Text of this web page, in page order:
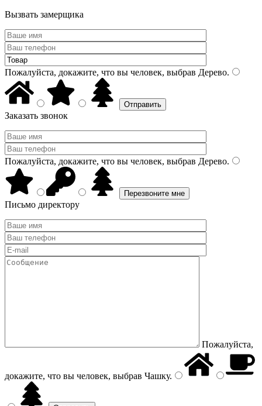
Вызвать замерщика
Пожалуйста, докажите, что вы человек, выбрав Дерево.
Заказать звонок
Пожалуйста, докажите, что вы человек, выбрав Дерево.
Письмо директору
Пожалуйста,
докажите, что вы человек, выбрав Чашку.